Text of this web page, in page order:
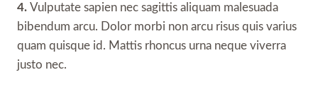
4. Vulputate sapien nec sagittis aliquam malesuada
bibendum arcu. Dolor morbi non arcu risus quis varius
quam quisque id. Mattis rhoncus urna neque viverra
justo nec.